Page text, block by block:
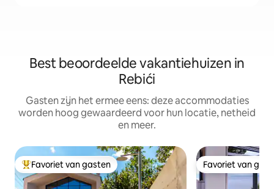
Best beoordeelde vakantiehuizen in
Rebići
Gasten zijn het ermee eens: deze accommodaties
worden hoog gewaardeerd voor hun locatie, netheid
en meer.
Topfavoriet van gasten
Favoriet van gasten Favoriet van
Favoriet van